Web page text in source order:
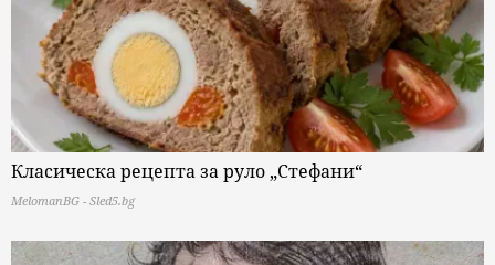
Класическа рецепта за руло „Стефани“
MelomanBG - Sled5.bg